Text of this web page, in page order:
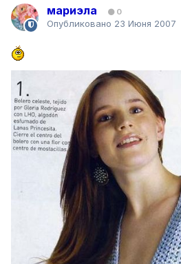
мариэла 0
Опубликовано 23 Июня 2007